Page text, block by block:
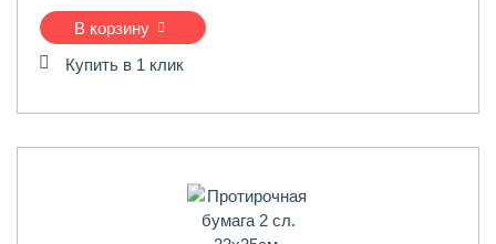
В корзину
Купить в 1 клик